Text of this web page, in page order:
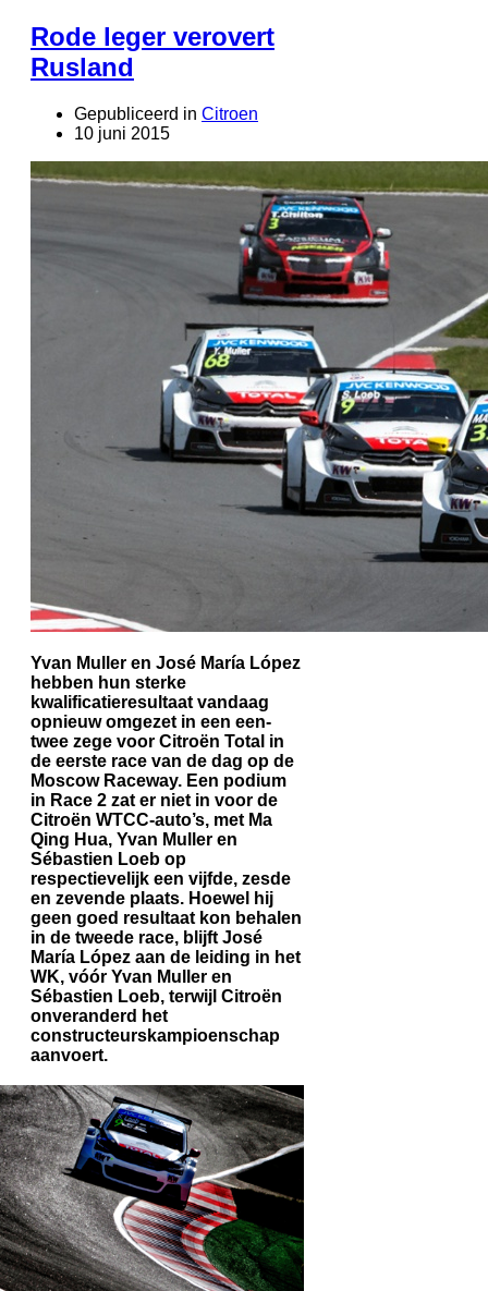
Rode leger verovert
Rusland
Gepubliceerd in Citroen
10 juni 2015
Yvan Muller en José María López
hebben hun sterke
kwalificatieresultaat vandaag
opnieuw omgezet in een een-
twee zege voor Citroën Total in
de eerste race van de dag op de
Moscow Raceway. Een podium
in Race 2 zat er niet in voor de
Citroën WTCC-auto’s, met Ma
Qing Hua, Yvan Muller en
Sébastien Loeb op
respectievelijk een vijfde, zesde
en zevende plaats. Hoewel hij
geen goed resultaat kon behalen
in de tweede race, blijft José
María López aan de leiding in het
WK, vóór Yvan Muller en
Sébastien Loeb, terwijl Citroën
onveranderd het
constructeurskampioenschap
aanvoert.